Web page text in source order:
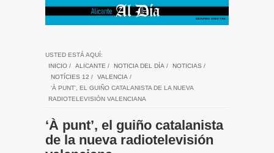
USTED ESTÁ AQUÍ:
INICIO / ALICANTE / NOTICIA DEL DÍA / NOTICIAS /
NOTÍCIES 12 / VALENCIA /
‘À PUNT’, EL GUIÑO CATALANISTA DE LA NUEVA
RADIOTELEVISIÓN VALENCIANA
‘À punt’, el guiño catalanista
de la nueva radiotelevisión